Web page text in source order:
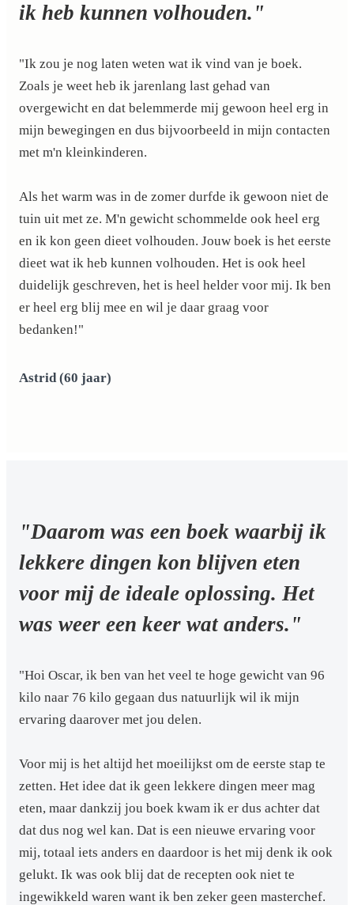
ik heb kunnen volhouden."
"Ik zou je nog laten weten wat ik vind van je boek.
Zoals je weet heb ik jarenlang last gehad van
overgewicht en dat belemmerde mij gewoon heel erg in
mijn bewegingen en dus bijvoorbeeld in mijn contacten
met m'n kleinkinderen.
Als het warm was in de zomer durfde ik gewoon niet de
tuin uit met ze. M'n gewicht schommelde ook heel erg
en ik kon geen dieet volhouden. Jouw boek is het eerste
dieet wat ik heb kunnen volhouden. Het is ook heel
duidelijk geschreven, het is heel helder voor mij. Ik ben
er heel erg blij mee en wil je daar graag voor
bedanken!"
Astrid (60 jaar)
"Daarom was een boek waarbij ik
lekkere dingen kon blijven eten
voor mij de ideale oplossing. Het
was weer een keer wat anders."
"Hoi Oscar, ik ben van het veel te hoge gewicht van 96
kilo naar 76 kilo gegaan dus natuurlijk wil ik mijn
ervaring daarover met jou delen.
Voor mij is het altijd het moeilijkst om de eerste stap te
zetten. Het idee dat ik geen lekkere dingen meer mag
eten, maar dankzij jou boek kwam ik er dus achter dat
dat dus nog wel kan. Dat is een nieuwe ervaring voor
mij, totaal iets anders en daardoor is het mij denk ik ook
gelukt. Ik was ook blij dat de recepten ook niet te
ingewikkeld waren want ik ben zeker geen masterchef.